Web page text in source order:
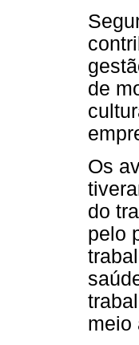
de
Os
do
pelo
meio